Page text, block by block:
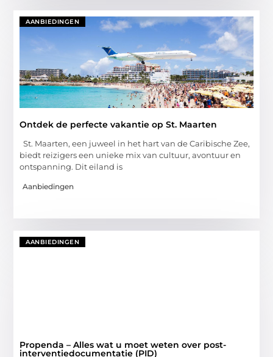
AANBIEDINGEN
Ontdek de perfecte vakantie op St. Maarten
St. Maarten, een juweel in het hart van de Caribische Zee,
biedt reizigers een unieke mix van cultuur, avontuur en
ontspanning. Dit eiland is
Aanbiedingen
AANBIEDINGEN
Propenda – Alles wat u moet weten over post-
interventiedocumentatie (PID)